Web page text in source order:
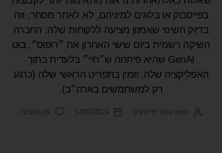
בפייסבוק או בלוגים למיניהם, לא לאתר מסחר, וזה
בדיוק השינוי שאמזון מציעה ללקוחות שלה: החברה
השיקה רשמית ביום שישי האחרון את ״רופוס״, בוט
GenAI שהיא פיתחה ש״חיי״ בלעדית בתוך
האפליקציה שלה, וזמין בתפריט הראשי שלה (כרגע
רק למשתמשים בארה״ב).
מאת עומר מילויצקי 14/07/2024 אין תגובות